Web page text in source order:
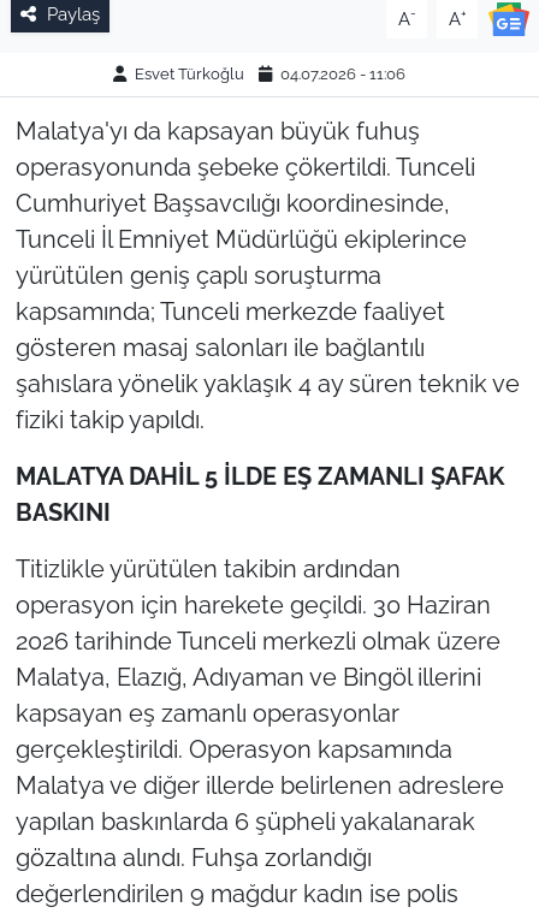
Paylaş A- A+
Esvet Türkoğlu 04.07.2026 - 11:06
Malatya'yı da kapsayan büyük fuhuş
operasyonunda şebeke çökertildi. Tunceli
Cumhuriyet Başsavcılığı koordinesinde,
Tunceli İl Emniyet Müdürlüğü ekiplerince
yürütülen geniş çaplı soruşturma
kapsamında; Tunceli merkezde faaliyet
gösteren masaj salonları ile bağlantılı
şahıslara yönelik yaklaşık 4 ay süren teknik ve
fiziki takip yapıldı.
MALATYA DAHİL 5 İLDE EŞ ZAMANLI ŞAFAK
BASKINI
Titizlikle yürütülen takibin ardından
operasyon için harekete geçildi. 30 Haziran
2026 tarihinde Tunceli merkezli olmak üzere
Malatya, Elazığ, Adıyaman ve Bingöl illerini
kapsayan eş zamanlı operasyonlar
gerçekleştirildi. Operasyon kapsamında
Malatya ve diğer illerde belirlenen adreslere
yapılan baskınlarda 6 şüpheli yakalanarak
gözaltına alındı. Fuhşa zorlandığı
değerlendirilen 9 mağdur kadın ise polis